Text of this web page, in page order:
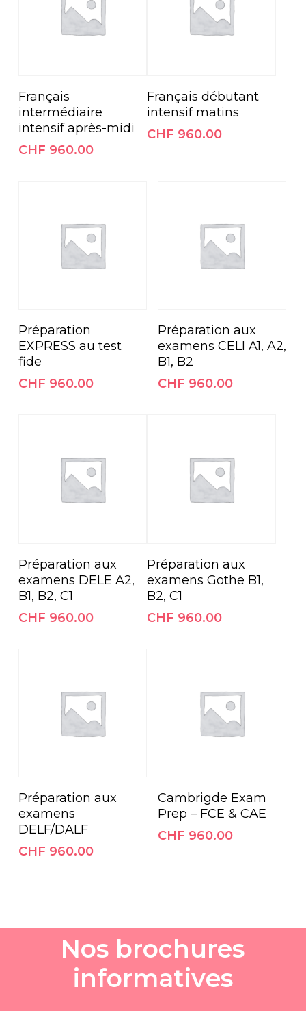
Ajouter Au Panier
Français
intermédiaire
intensif après-midi
CHF 960.00
Ajouter Au Panier
Français débutant
intensif matins
CHF 960.00
Ajouter Au Panier
Préparation
EXPRESS au test
fide
CHF 960.00
Ajouter Au Panier
Préparation aux
examens CELI A1, A2,
B1, B2
CHF 960.00
Ajouter Au Panier
Préparation aux
examens DELE A2,
B1, B2, C1
CHF 960.00
Ajouter Au Panier
Préparation aux
examens Gothe B1,
B2, C1
CHF 960.00
Ajouter Au Panier
Préparation aux
examens
DELF/DALF
CHF 960.00
Ajouter Au Panier
Cambrigde Exam
Prep – FCE & CAE
CHF 960.00
Nos brochures
informatives